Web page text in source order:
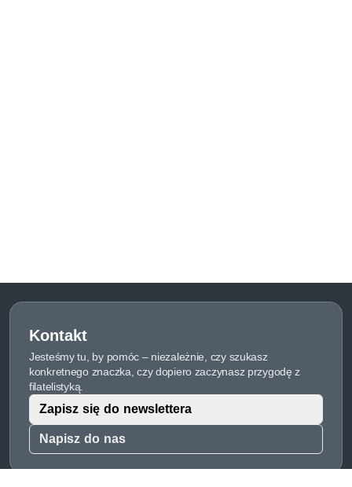
Kontakt
Jesteśmy tu, by pomóc – niezależnie, czy szukasz
konkretnego znaczka, czy dopiero zaczynasz przygodę z
filatelistyką.
Napisz do nas
Zapisz się do newslettera